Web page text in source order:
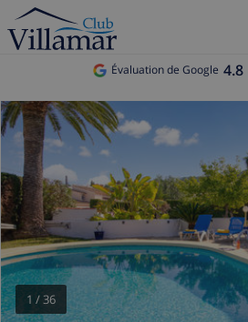
Évaluation de Google 4.8
1 /36